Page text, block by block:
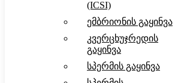
(ICSI)
ემბრიონის გაყინვა
კვერცხუჯრედის
გაყინვა
სპერმის გაყინვა